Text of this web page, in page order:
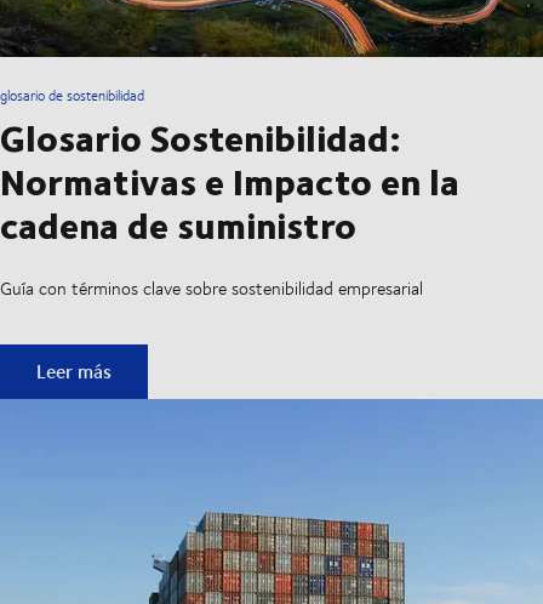
glosario de sostenibilidad
Glosario Sostenibilidad:
Normativas e Impacto en la
cadena de suministro
Guía con términos clave sobre sostenibilidad empresarial
Glosario Sostenibilidad: Normativas e Impacto en la
Leer más